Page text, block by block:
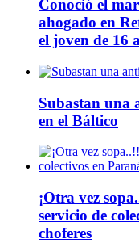
Conoció el
ahogado en
el joven de 16
Subastan una
en el Báltico
¡Otra vez
servicio de
choferes